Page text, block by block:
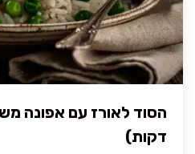
דקות)